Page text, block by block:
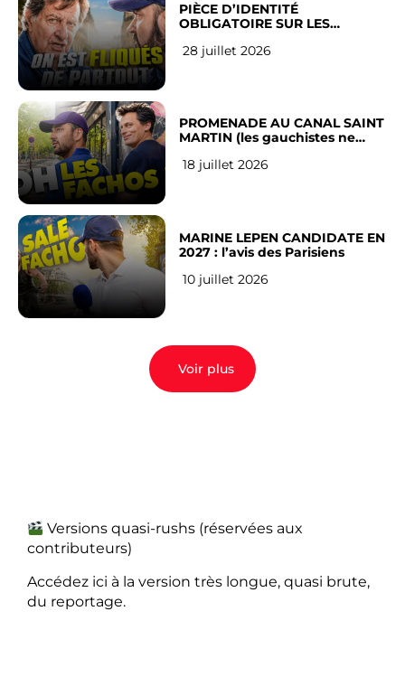
PIÈCE D’IDENTITÉ
OBLIGATOIRE SUR LES
Français
28 juillet 2026
PROMENADE AU CANAL SAINT
MARTIN (les gauchistes ne
18 juillet 2026
MARINE LEPEN CANDIDATE EN
2027 : l’avis des Parisiens
10 juillet 2026
Voir plus
Versions quasi-rushs (réservées aux
contributeurs)
Accédez ici à la version très longue, quasi brute,
du reportage.